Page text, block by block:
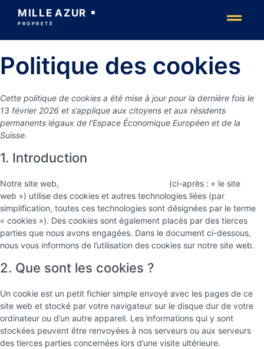
MILLE AZUR
PROPRETÉ
Politique des cookies
Cette politique de cookies a été mise à jour pour la dernière fois le
13 février 2026 et s’applique aux citoyens et aux résidents
permanents légaux de l’Espace Économique Européen et de la
Suisse.
1. Introduction
Notre site web,
(ci-après : « le site
web ») utilise des cookies et autres technologies liées (par
simplification, toutes ces technologies sont désignées par le terme
« cookies »). Des cookies sont également placés par des tierces
parties que nous avons engagées. Dans le document ci-dessous,
nous vous informons de l’utilisation des cookies sur notre site web.
2. Que sont les cookies ?
Un cookie est un petit fichier simple envoyé avec les pages de ce
site web et stocké par votre navigateur sur le disque dur de votre
ordinateur ou d’un autre appareil. Les informations qui y sont
stockées peuvent être renvoyées à nos serveurs ou aux serveurs
des tierces parties concernées lors d’une visite ultérieure.